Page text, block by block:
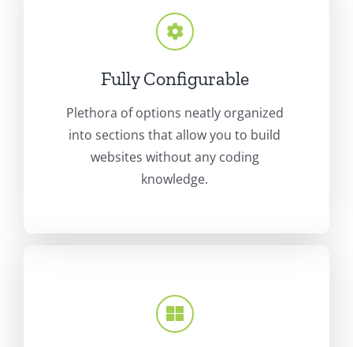
Fully Configurable
Plethora of options neatly organized
into sections that allow you to build
websites without any coding
knowledge.